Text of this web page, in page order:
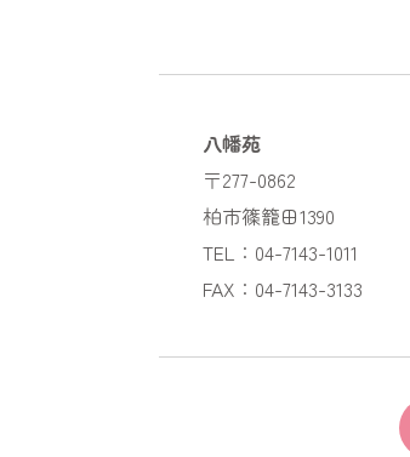
八幡苑
〒277-0862
柏市篠籠田1390
TEL：04-7143-1011
FAX：04-7143-3133